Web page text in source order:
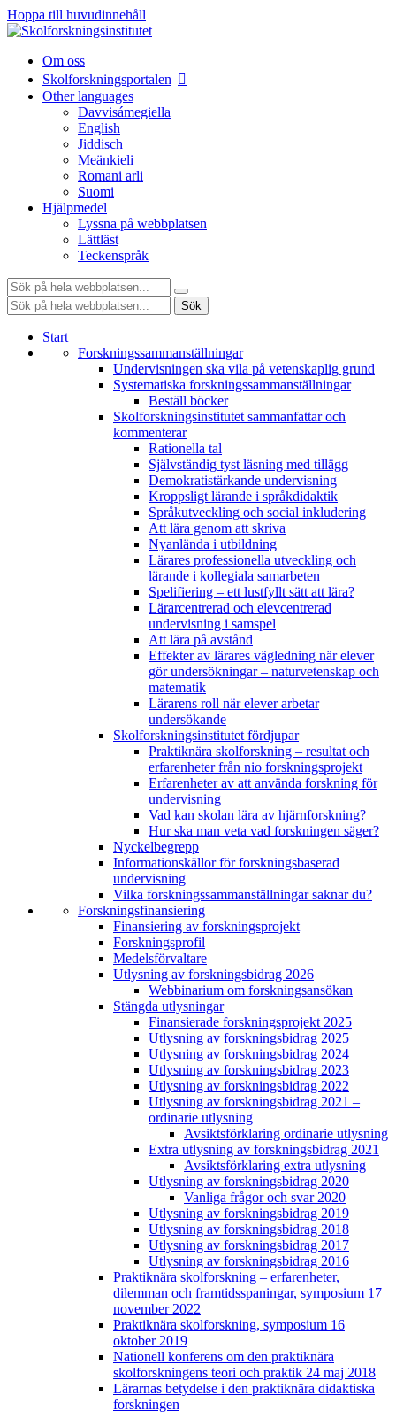
Hoppa till huvudinnehåll
Om oss
Skolforskningsportalen
Other languages
Davvisámegiella
English
Jiddisch
Meänkieli
Romani arli
Suomi
Hjälpmedel
Lyssna på webbplatsen
Lättläst
Teckenspråk
Sök:
Sök:
Sök
Start
Forskningssammanställningar
Undervisningen ska vila på vetenskaplig grund
Systematiska forskningssammanställningar
Beställ böcker
Skolforskningsinstitutet sammanfattar och
kommenterar
Rationella tal
Självständig tyst läsning med tillägg
Demokratistärkande undervisning
Kroppsligt lärande i språkdidaktik
Språkutveckling och social inkludering
Att lära genom att skriva
Nyanlända i utbildning
Lärares professionella utveckling och
lärande i kollegiala samarbeten
Spelifiering – ett lustfyllt sätt att lära?
Lärarcentrerad och elevcentrerad
undervisning i samspel
Att lära på avstånd
Effekter av lärares vägledning när elever
gör undersökningar – naturvetenskap och
matematik
Lärarens roll när elever arbetar
undersökande
Skolforskningsinstitutet fördjupar
Praktiknära skolforskning – resultat och
erfarenheter från nio forskningsprojekt
Erfarenheter av att använda forskning för
undervisning
Vad kan skolan lära av hjärnforskning?
Hur ska man veta vad forskningen säger?
Nyckelbegrepp
Informationskällor för forskningsbaserad
undervisning
Vilka forskningssammanställningar saknar du?
Forskningsfinansiering
Finansiering av forskningsprojekt
Forskningsprofil
Medelsförvaltare
Utlysning av forskningsbidrag 2026
Webbinarium om forskningsansökan
Stängda utlysningar
Finansierade forskningsprojekt 2025
Utlysning av forskningsbidrag 2025
Utlysning av forskningsbidrag 2024
Utlysning av forskningsbidrag 2023
Utlysning av forskningsbidrag 2022
Utlysning av forskningsbidrag 2021 –
ordinarie utlysning
Avsiktsförklaring ordinarie utlysning
Extra utlysning av forskningsbidrag 2021
Avsiktsförklaring extra utlysning
Utlysning av forskningsbidrag 2020
Vanliga frågor och svar 2020
Utlysning av forskningsbidrag 2019
Utlysning av forskningsbidrag 2018
Utlysning av forskningsbidrag 2017
Utlysning av forskningsbidrag 2016
Praktiknära skolforskning – erfarenheter,
dilemman och framtidsspaningar, symposium 17
november 2022
Praktiknära skolforskning, symposium 16
oktober 2019
Nationell konferens om den praktiknära
skolforskningens teori och praktik 24 maj 2018
Lärarnas betydelse i den praktiknära didaktiska
forskningen